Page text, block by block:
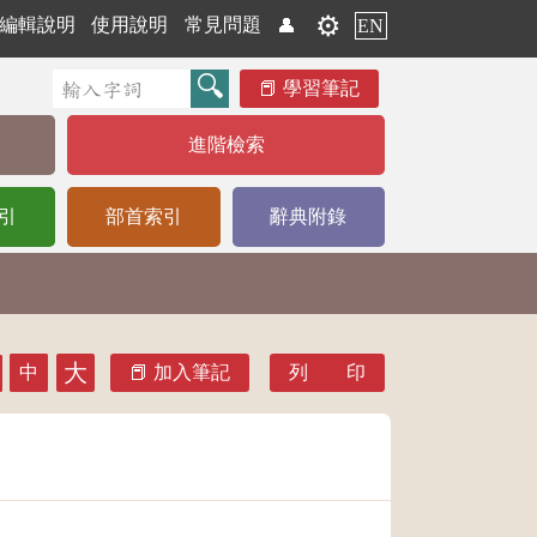
編輯說明 使用說明 常見問題 👤 ⚙️ EN
學習筆記
進階檢索
部首索引 辭典附錄
中 大 加入筆記 列 印